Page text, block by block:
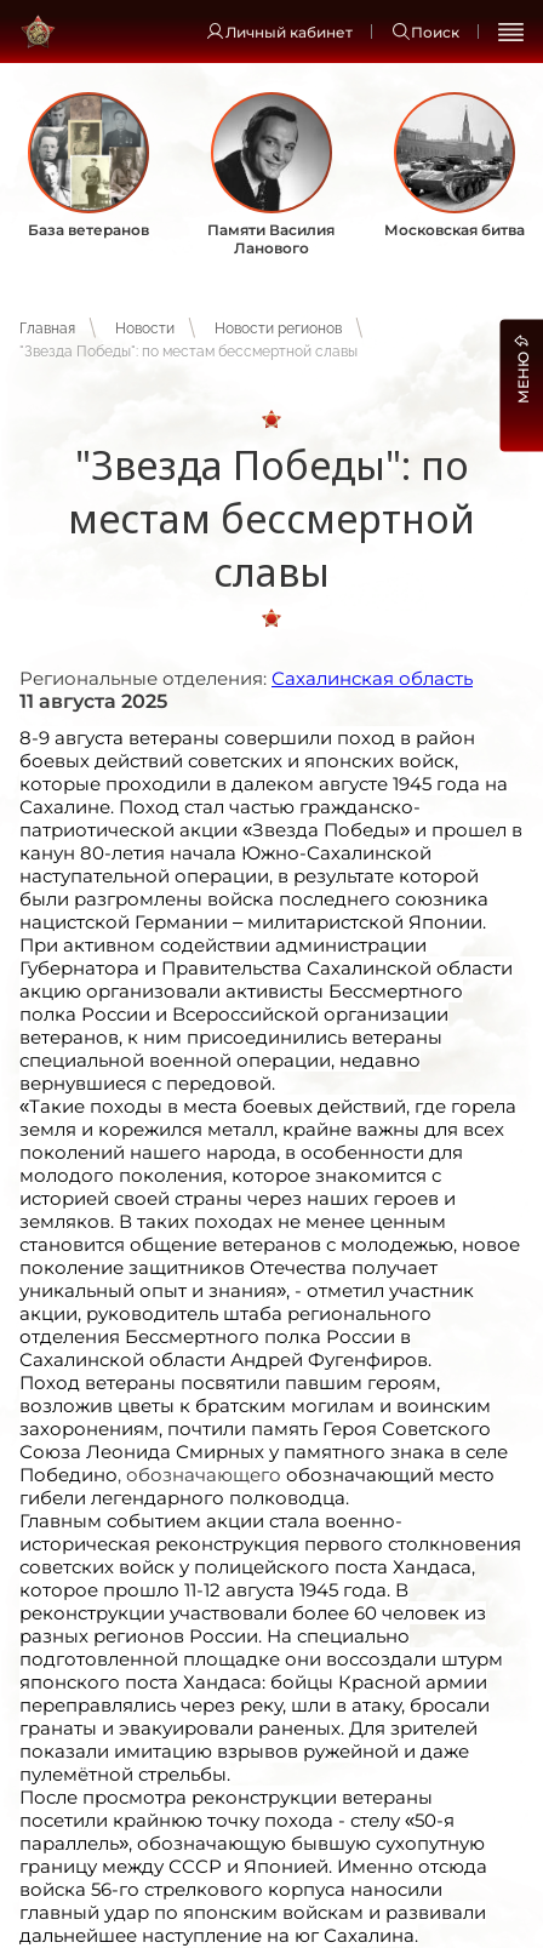
Личный кабинет Поиск
База ветеранов
Памяти Василия
Ланового
Московская битва
Главная Новости
Новости регионов
"Звезда Победы": по местам бессмертной славы
"Звезда Победы": по
местам бессмертной
славы
Региональные отделения: Сахалинская область
11 августа 2025
8-9 августа ветераны совершили поход в район
боевых действий советских и японских войск,
которые проходили в далеком августе 1945 года на
Сахалине. Поход стал частью гражданско-
патриотической акции «Звезда Победы» и прошел в
канун 80-летия начала Южно-Сахалинской
наступательной операции, в результате которой
были разгромлены войска последнего союзника
нацистской Германии – милитаристской Японии.
При активном содействии администрации
Губернатора и Правительства Сахалинской области
акцию организовали активисты Бессмертного
полка России и Всероссийской организации
ветеранов, к ним присоединились ветераны
специальной военной операции, недавно
вернувшиеся с передовой.
«Такие походы в места боевых действий, где горела
земля и корежился металл, крайне важны для всех
поколений нашего народа, в особенности для
молодого поколения, которое знакомится с
историей своей страны через наших героев и
земляков. В таких походах не менее ценным
становится общение ветеранов с молодежью, новое
поколение защитников Отечества получает
уникальный опыт и знания», - отметил участник
акции, руководитель штаба регионального
отделения Бессмертного полка России в
Сахалинской области Андрей Фугенфиров.
Поход ветераны посвятили павшим героям,
возложив цветы к братским могилам и воинским
захоронениям, почтили память Героя Советского
Союза Леонида Смирных у памятного знака в селе
Победино, обозначающего обозначающий место
гибели легендарного полководца.
Главным событием акции стала военно-
историческая реконструкция первого столкновения
советских войск у полицейского поста Хандаса,
которое прошло 11-12 августа 1945 года. В
реконструкции участвовали более 60 человек из
разных регионов России. На специально
подготовленной площадке они воссоздали штурм
японского поста Хандаса: бойцы Красной армии
переправлялись через реку, шли в атаку, бросали
гранаты и эвакуировали раненых. Для зрителей
показали имитацию взрывов ружейной и даже
пулемётной стрельбы.
После просмотра реконструкции ветераны
посетили крайнюю точку похода - стелу «50-я
параллель», обозначающую бывшую сухопутную
границу между СССР и Японией. Именно отсюда
войска 56-го стрелкового корпуса наносили
главный удар по японским войскам и развивали
дальнейшее наступление на юг Сахалина.
МЕНЮ